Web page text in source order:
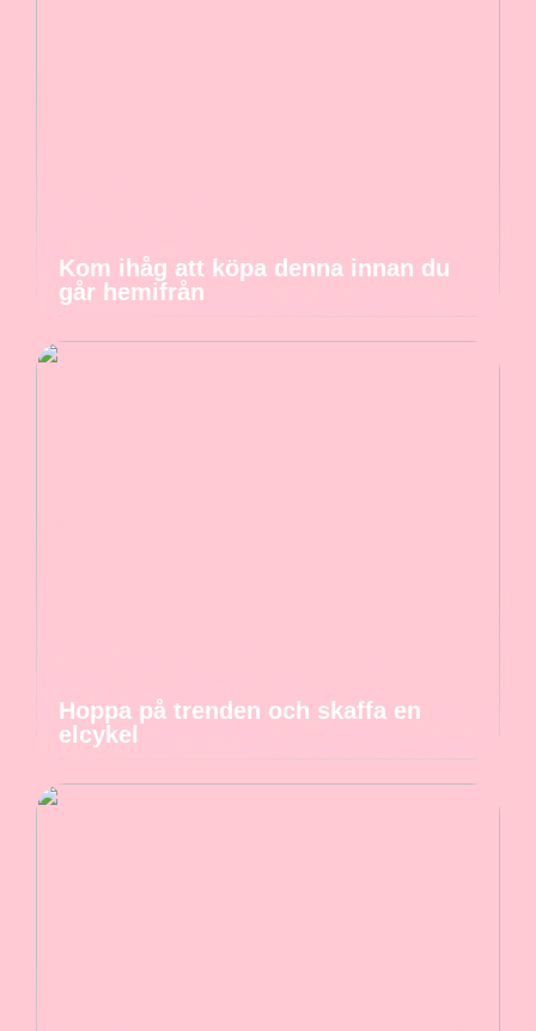
Kom ihåg att köpa denna innan du
går hemifrån
Hoppa på trenden och skaffa en
elcykel